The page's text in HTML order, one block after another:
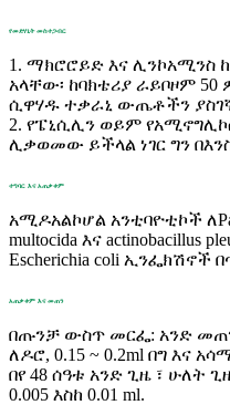
የመድሃኒት መስተጋብር
1. ማክሮሮይድ እና ሊንኮአሚንስ
አላቸው፡ ከባክቴሪያ ራይቦዞም
ሲዋሃዱ ተቃራኒ ውጤቶችን
2. የፔኒሲሊን ወይም
ሊቃወመው ይችላል ነገር ግን
ተግባር እና አጠቃቀም
አሚዶአልኮሆል አንቲባዮቲኮች
multocida እና actinobacillus
Escherichia coli
አጠቃቀም እና መጠን
በጡንቻ ውስጥ መርፌ: አንድ
ለዶሮ, 0.15 ~ 0.2ml በግ እና
በየ 48 ሰዓቱ አንድ ጊዜ ፣ ​​ሁለት
0.005 እስከ 0.01 ml.